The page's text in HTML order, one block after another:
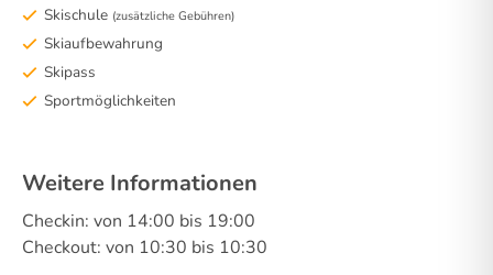
Skischule (zusätzliche Gebühren)
Skiaufbewahrung
Skipass
Sportmöglichkeiten
Weitere Informationen
Checkin: von 14:00 bis 19:00
Checkout: von 10:30 bis 10:30